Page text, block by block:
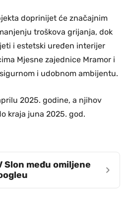
doprinijet će značajnim
troškova grijanja, dok
i estetski uređen interijer
Mjesne zajednice Mramor i
i udobnom ambijentu.
2025. godine, a njihov
kraja juna 2025. god.
Slon među omiljene
›